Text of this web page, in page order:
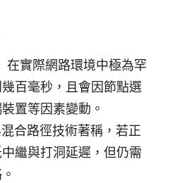
在實際網路環境中極為罕
百毫秒，且會因節點選
置等因素變動。
合路徑技術著稱，若正
繼與打洞延遲，但仍需